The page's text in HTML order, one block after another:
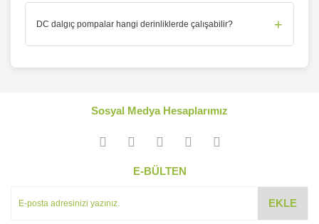
DC dalgıç pompalar hangi derinliklerde çalışabilir? +
Sosyal Medya Hesaplarımız
E-BÜLTEN
EKLE